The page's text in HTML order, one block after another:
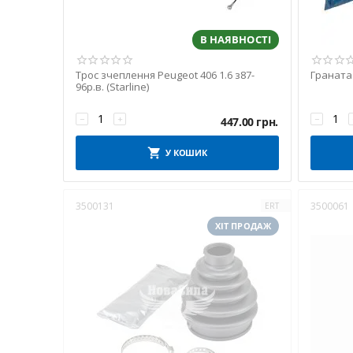
В НАЯВНОСТІ
Трос зчеплення Peugeot 406 1.6 з87-
96р.в. (Starline)
+
− 447.00 грн.
У КОШИК
−
3500131
ERT
ХІТ ПРОДАЖ
3500061